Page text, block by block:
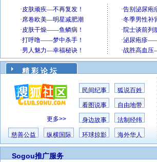
精 彩 论 坛
更多>>
民间纪事 狐说百姓
看图说事 自由地带
身边故事 法制经纬
慈善公益 纵横国际 环球掠影 海外华人
Sogou推广服务